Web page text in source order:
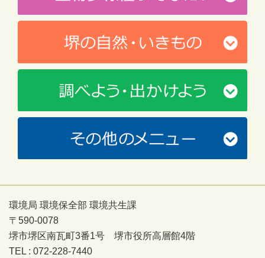
環境局 環境保全部 環境共生課
〒590-0078
堺市堺区南瓦町3番1号 堺市役所高層館4階
TEL : 072-228-7440